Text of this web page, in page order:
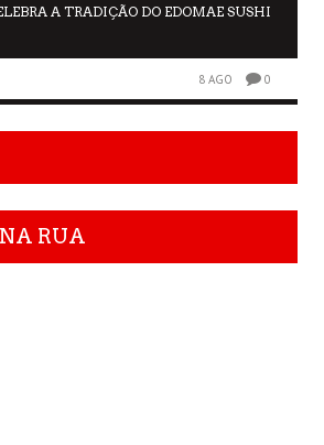
A TRADIÇÃO DO EDOMAE SUSHI
8 AGO 0
RUA